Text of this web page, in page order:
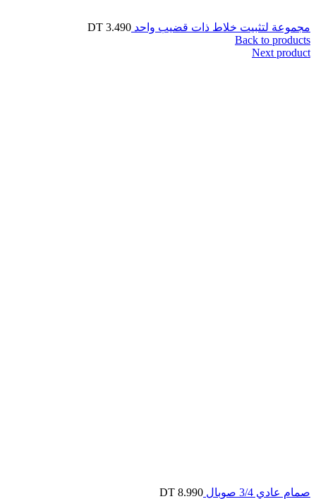
مجموعة لتثبيت خلاط ذات قضيب واحد 3.490
Back to products
Next product
صمام عادي 3/4 صوبال 8.990